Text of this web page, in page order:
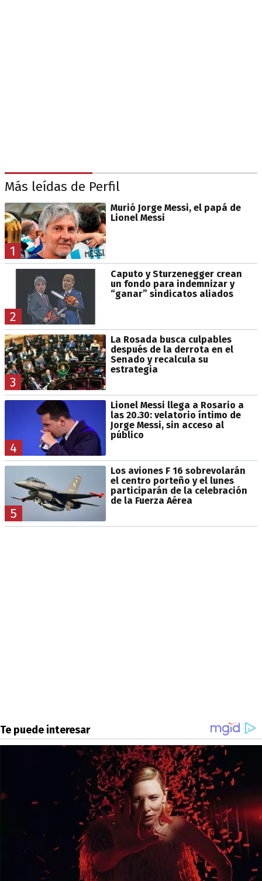
Más leídas de Perfil
1
Murió Jorge Messi, el papá de
Lionel Messi
2
Caputo y Sturzenegger crean
un fondo para indemnizar y
“ganar” sindicatos aliados
3
La Rosada busca culpables
después de la derrota en el
Senado y recalcula su
estrategia
4
Lionel Messi llega a Rosario a
las 20.30: velatorio íntimo de
Jorge Messi, sin acceso al
público
5
Los aviones F 16 sobrevolarán
el centro porteño y el lunes
participarán de la celebración
de la Fuerza Aérea